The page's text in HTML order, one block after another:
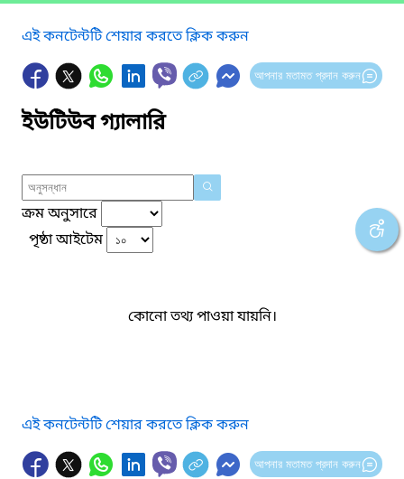
এই কনটেন্টটি শেয়ার করতে ক্লিক করুন
আপনার মতামত প্রদান করুন
ইউটিউব গ্যালারি
ক্রম অনুসারে
পৃষ্ঠা আইটেম
কোনো তথ্য পাওয়া যায়নি।
এই কনটেন্টটি শেয়ার করতে ক্লিক করুন
আপনার মতামত প্রদান করুন